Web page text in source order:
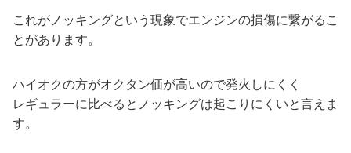
これがノッキングという現象でエンジンの損傷に繋がるこ
とがあります。
ハイオクの方がオクタン価が高いので発火しにくく
レギュラーに比べるとノッキングは起こりにくいと言えま
す。